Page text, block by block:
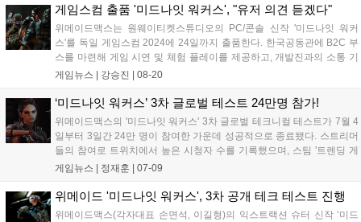
는 송광...
게임스컴 출품 '미드나잇 워커스', "유저 의견 듣겠다"
위메이드맥스는 원웨이티켓스튜디오의 PC/콘솔 신작 '미드나잇 워커
스'를 독일 게임스컴 2024에 24일까지 출품한다. 한국공동관에 B2C 부
스를 마련해 게임 시연 및 체험 플레이를 제공하고, 개발진과의 소통 기
회를 제공한다. 4분기 스팀 넥스트 페스트와 얼리 액세스 버전에 피드백
증정한다....
게임뉴스 | 강승진 | 08-20
‘미드나잇 워커스’ 3차 글로벌 테스트 24만명 참가!
위메이드맥스의 '미드나잇 워커스' 3차 글로벌 테크니컬 테스트가 7월 4
일부터 3일간 24만 명이 참여한 가운데 성공적으로 종료됐다. 스트리머
들의 참여로 트위치에서 높은 시청자 수를 기록했으며, 스팀 '트렌딩 게
임' 리스트에 재진입했다. 참가자들은 타격감과 긴장감을 높이 평가했으
월 '게임스컴 2025' 한국 공동관에 참가해 체험존을 운영하고 굿즈를 제
게임뉴스 | 정재훈 | 07-09
위메이드 '미드나잇 워커스', 3차 공개 테크 테스트 진행
위메이드맥스(각자대표 손면석, 이길형)의 익스트랙션 슈터 신작 ‘미드